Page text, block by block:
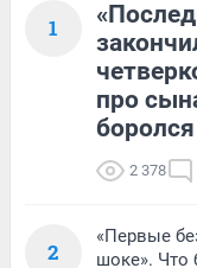
1
про
2 378
2
«Первые
шоке». Что